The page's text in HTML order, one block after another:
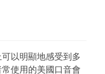
以明顯地感受到多
使用的美國口音會